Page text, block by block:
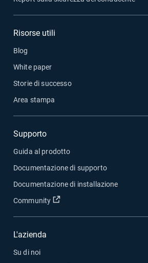
Risorse utili
Blog
White paper
Storie di successo
Area stampa
Supporto
Guida al prodotto
Documentazione di supporto
Documentazione di installazione
Community
Apri in una nuova finestra
L'azienda
Su di noi